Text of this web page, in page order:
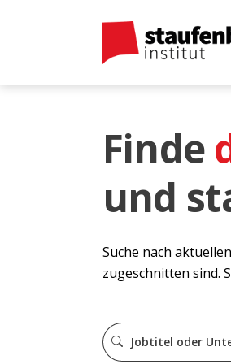
Finde
und
Suche nach
zugeschnitten sind.